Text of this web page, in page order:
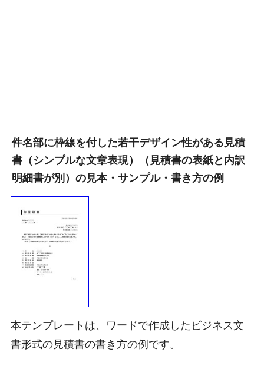
件名部に枠線を付した若干デザイン性がある見積
書（シンプルな文章表現）（見積書の表紙と内訳
明細書が別）の見本・サンプル・書き方の例
本テンプレートは、ワードで作成したビジネス文
書形式の見積書の書き方の例です。